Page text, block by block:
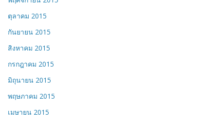
ตุลาคม 2015
กันยายน 2015
สิงหาคม 2015
กรกฎาคม 2015
มิถุนายน 2015
พฤษภาคม 2015
เมษายน 2015